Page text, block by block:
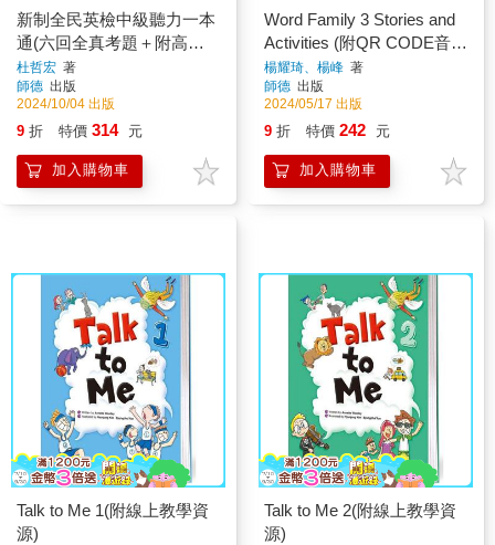
新制全民英檢中級聽力一本
通(六回全真考題＋附高分
實戰QR CODE音檔)
杜哲宏 著
師德 出版
2024/10/04 出版
9 折 特價 314 元
加入購物車
Word Family 3 Stories and
Activities (附QR CODE音檔
隨掃即聽)
楊耀琦、楊峰 著
師德 出版
2024/05/17 出版
9 折 特價 242 元
加入購物車
Talk to Me 1(附線上教學資
源)
Talk to Me 2(附線上教學資
源)